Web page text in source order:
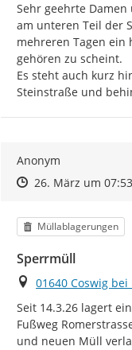
Sehr geehrte
am unteren Teil der
mehreren Tagen ein
gehören zu scheint.
Es steht auch kurz
Steinstraße und
Anonym
Zeitpunkt des
Zeitpunkt des
26. März um 07:53
Kategorie
Müllablagerungen
Sperrmüll
Ort
01640 Coswig
Seit 14.3.26 lagert
Fußweg
und neuen Müll